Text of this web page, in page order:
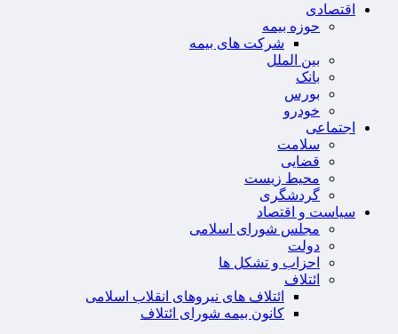
اقتصادی
حوزه بیمه
شرکت های بیمه
بین الملل
بانک
بورس
خودرو
اجتماعی
سلامت
قضایی
محیط زیست
گردشگری
سیاست و اقتصاد
مجلس شورای اسلامی
دولت
احزاب و تشکل ها
ائتلاف
ائتلاف های نیروهای انقلاب اسلامی
کانون بیمه شورای ائتلاف